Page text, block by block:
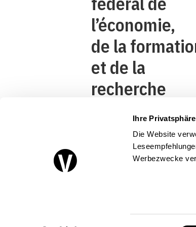
Ihre
Die Website
Werbezwecke
l’économie,
de la
et de la
recherche
Secrétariat
d’Etat à